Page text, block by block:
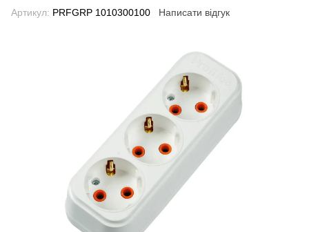
Артикул: PRFGRP 1010300100 Написати відгук